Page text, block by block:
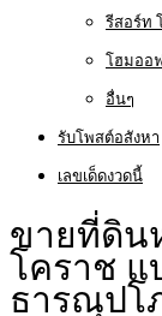
รีสอร์ท
โฮมออ
อื่นๆ
รับโพสต์อสังหา
เลขเด็ดงวดนี้
ขายที่ดิน
โคราช แ
ธารณุปโ